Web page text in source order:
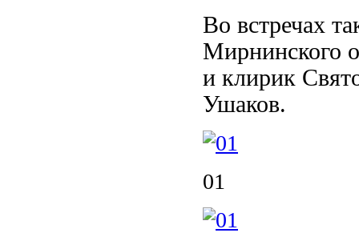
Во встречах
Мирнинского
и клирик
Ушаков.
01